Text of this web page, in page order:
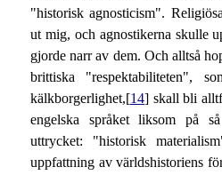
"historisk agnosticism".
ut mig, och agnostikerna skulle
gjorde narr av dem. Och alltså
brittiska "respektabiliteten",
kälkborgerlighet,[14] skall bli
engelska språket liksom på
uttrycket: "historisk
uppfattning av världshistoriens